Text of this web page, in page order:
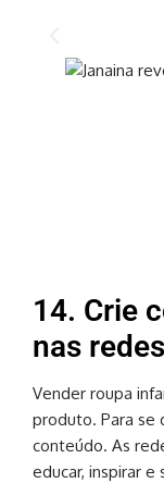
14. Crie
nas
Vender roupa
produto. Para se
conteúdo. As
educar, inspirar